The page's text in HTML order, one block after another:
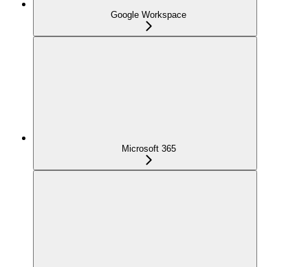
Google Workspace
Microsoft 365